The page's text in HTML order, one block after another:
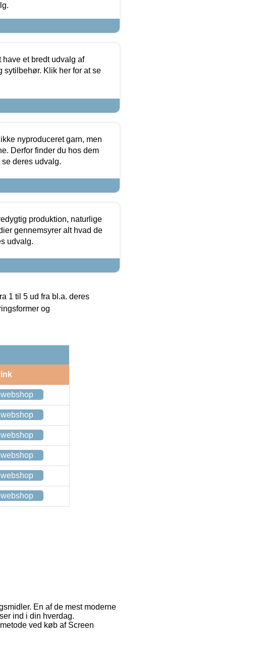
et bredt udvalg af
sytilbehør. Klik her for at se
nyproduceret garn, men
Derfor finder du hos dem
deres udvalg.
produktion, naturlige
gennemsyrer alt hvad de
udvalg.
1 til 5 ud fra bl.a. deres
og
En af de mest moderne
ind i din hverdag.
ved køb af Screen